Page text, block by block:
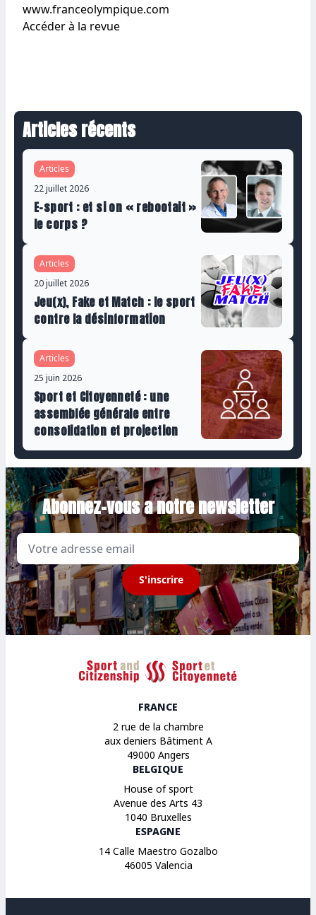
www.franceolympique.com
Accéder à la revue
Articles récents
Articles
22 juillet 2026
E-sport : et si on « rebootait »
le corps ?
Articles
20 juillet 2026
Jeu(x), Fake et Match : le sport
contre la désinformation
Articles
25 juin 2026
Sport et Citoyenneté : une
assemblée générale entre
consolidation et projection
Abonnez-vous a notre newsletter
S'inscrire
Sport et Citoyenneté
FRANCE
2 rue de la chambre
aux deniers Bâtiment A
49000 Angers
BELGIQUE
House of sport
Avenue des Arts 43
1040 Bruxelles
ESPAGNE
14 Calle Maestro Gozalbo
46005 Valencia